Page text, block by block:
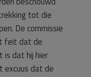
tot die
De commissie
feit dat de
is dat hij hier
dat de